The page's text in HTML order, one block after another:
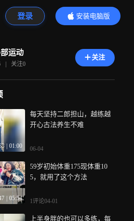
登录
安装电脑版
内容更精彩
运动
| 关注0
关注
01:00
每天坚持二郎担山，越练越
开心古法养生不难
06-04
05:54
59岁初始体重175现体重10
5，就用了这个方法
1评论04-01
上半身胖的也可以多练，每